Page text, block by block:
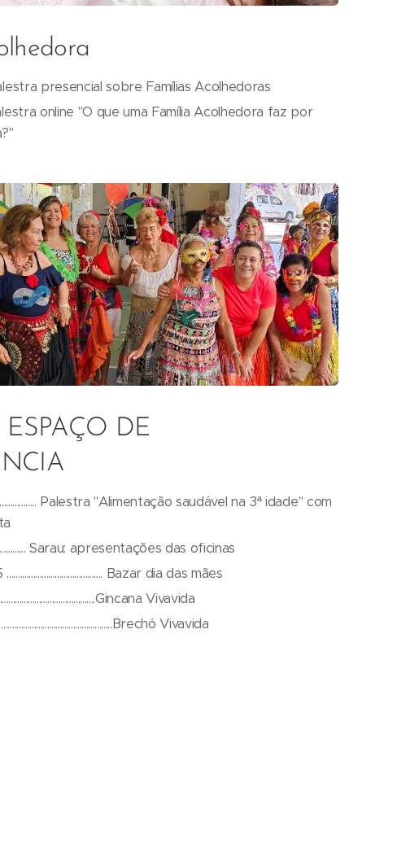
presencial sobre Famílias Acolhedoras
online "O que uma Família Acolhedora faz por
DE
Palestra "Alimentação saudável na 3ª idade" com
Sarau: apresentações das oficinas
Bazar dia das mães
Vivavida
Vivavida